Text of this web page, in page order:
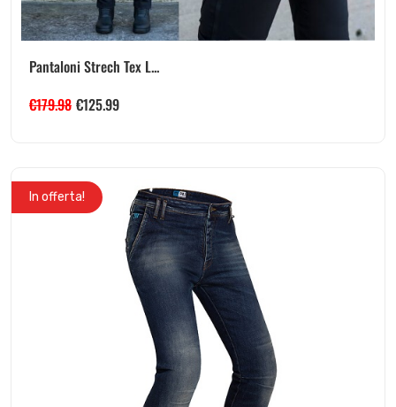
Pantaloni Strech Tex L...
€179.98 €125.99
In offerta!